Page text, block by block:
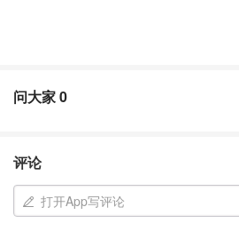
问大家0
评论
打开App写评论